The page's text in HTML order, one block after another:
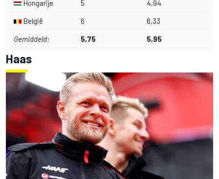
Hongarije 5 4,94
België 6 6,33
Gemiddeld: 5,75 5,95
Haas